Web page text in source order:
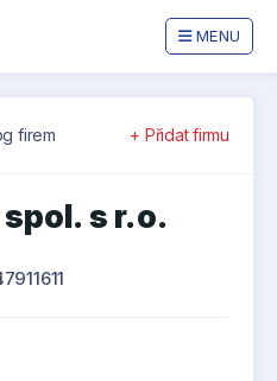
MENU
firem + Přidat firmu
s r.o.